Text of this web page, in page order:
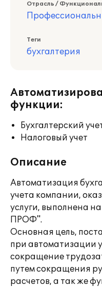
Отрасль /
Теги
бухгалтерия
функции:
Бухгалтерский
Налоговый учет
Описание
Автоматизация
учета компании,
услуги, выполнена
ПРОФ".
Основная цель,
при автоматизации
сокращение
путем сокращения
расчетов, а так же